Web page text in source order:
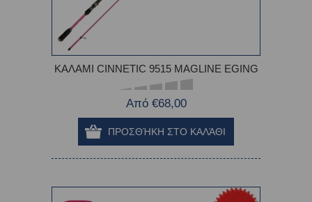
ΚΑΛΑΜΙ CINNETIC 9515 MAGLINE EGING
Από €68,00